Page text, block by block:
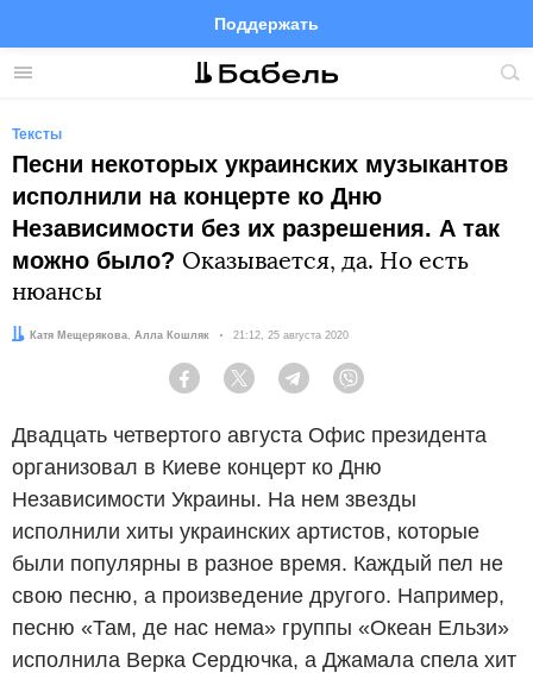
Меню
Поддержать
FacebookTelegramTwitter
Тексты
Песни некоторых украинских музыкантов
исполнили на концерте ко Дню
Независимости без их разрешения. А так
можно было? Оказывается, да. Но есть
нюансы
Автор:Катя Мещерякова
Редактор: Алла Кошляк Дата:
21:12, 25 августа 2020
Facebook Twitter Telegram
Двадцать четвертого августа Офис президента
организовал в Киеве концерт ко Дню
Независимости Украины. На нем звезды
исполнили хиты украинских артистов, которые
были популярны в разное время. Каждый пел не
свою песню, а произведение другого. Например,
песню «Там, де нас нема» группы «Океан Ельзи»
исполнила Верка Сердючка, а Джамала спела хит